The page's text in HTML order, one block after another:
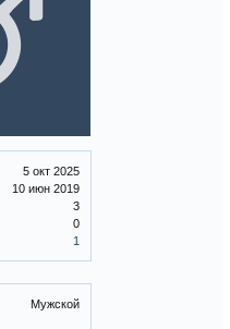
5 окт 2025
10 июн 2019
3
0
1
Мужской